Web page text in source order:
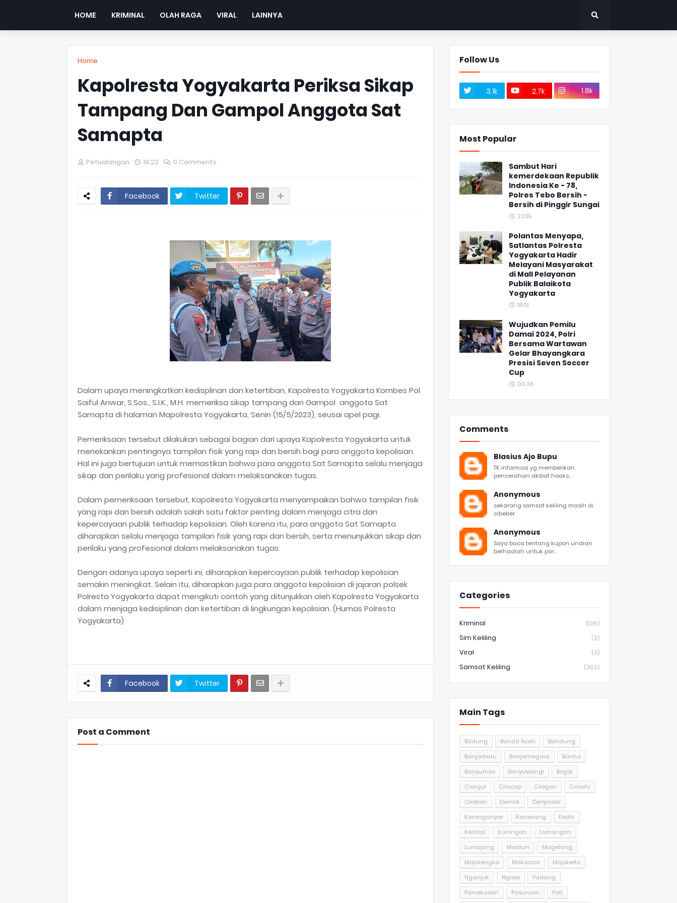
HOME KRIMINAL OLAH RAGA VIRAL LAINNYA
Home
Kapolresta Yogyakarta Periksa Sikap
Tampang Dan Gampol Anggota Sat
Samapta
Petualangan 19:22 0 Comments
Facebook Twitter
Dalam upaya meningkatkan kedisplinan dan ketertiban, Kapolresta Yogyakarta Kombes Pol
Saiful Anwar, S.Sos., S.I.K., M.H. memeriksa sikap tampang dan Gampol anggota Sat
Samapta di halaman Mapolresta Yogyakarta, Senin (15/5/2023), seusai apel pagi.
Pemeriksaan tersebut dilakukan sebagai bagian dari upaya Kapolresta Yogyakarta untuk
menekankan pentingnya tampilan fisik yang rapi dan bersih bagi para anggota kepolisian.
Hal ini juga bertujuan untuk memastikan bahwa para anggota Sat Samapta selalu menjaga
sikap dan perilaku yang profesional dalam melaksanakan tugas.
Dalam pemeriksaan tersebut, Kapolresta Yogyakarta menyampaikan bahwa tampilan fisik
yang rapi dan bersih adalah salah satu faktor penting dalam menjaga citra dan
kepercayaan publik terhadap kepolisian. Oleh karena itu, para anggota Sat Samapta
diharapkan selalu menjaga tampilan fisik yang rapi dan bersih, serta menunjukkan sikap dan
perilaku yang profesional dalam melaksanakan tugas.
Dengan adanya upaya seperti ini, diharapkan kepercayaan publik terhadap kepolisian
semakin meningkat. Selain itu, diharapkan juga para anggota kepolisian di jajaran polsek
Polresta Yogyakarta dapat mengikuti contoh yang ditunjukkan oleh Kapolresta Yogyakarta
dalam menjaga kedisiplinan dan ketertiban di lingkungan kepolisian. (Humas Polresta
Yogyakarta)
Facebook Twitter
Post a Comment
Follow Us
3.1k 2.7k 1.8k
Most Popular
Sambut Hari
kemerdekaan Republik
Indonesia Ke - 78,
Polres Tebo Bersih -
Bersih di Pinggir Sungai
23:55
Polantas Menyapa,
Satlantas Polresta
Yogyakarta Hadir
Melayani Masyarakat
di Mall Pelayanan
Publik Balaikota
Yogyakarta
18:01
Wujudkan Pemilu
Damai 2024, Polri
Bersama Wartawan
Gelar Bhayangkara
Presisi Seven Soccer
Cup
00:36
Comments
Blasius Ajo Bupu
TK informasi yg memberikan
pencerahan akibat hoaks...
Anonymous
sekarang samsat keliling masih di
cibeber
Anonymous
Saya baca tentang kupon undian
berhadiah untuk par...
Categories
Kriminal (136)
Sim Keliling (2)
Viral (3)
Samsat Keliling (302)
Main Tags
Badung Banda Aceh
Bandung
Banjarbaru
Banjarnegara
Bantul
Banyumas
Banyuwangi
Bogor
Cianjur
Cilacap Cilegon
Cimahi
Cirebon
Demak
Denpasar
Karanganyar
Karawang
Kediri
Kendal
Kuningan
Lamongan
Lumajang
Madiun
Magelang
Majalengka
Makassar
Mojokerto
Nganjuk
Ngawi
Padang
Pamekasan
Pasuruan
Pati